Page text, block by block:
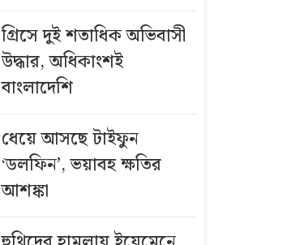
হাফিজুর রহমান
ফের গ্রেফতার
নিয়ে অস্থিরতা
তৈরির চেষ্টা
করছে একটি
চলতি মাসে ফের
গ্রিসে দুই শতাধিক অভিবাসী
উদ্ধার, অধিকাংশই
বাংলাদেশি
ধেয়ে আসছে টাইফুন
‘ডলফিন’, ভয়াবহ ক্ষতির
আশঙ্কা